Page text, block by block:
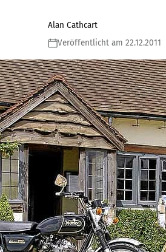
Alan Cathcart
Veröffentlicht am 22.12.2011